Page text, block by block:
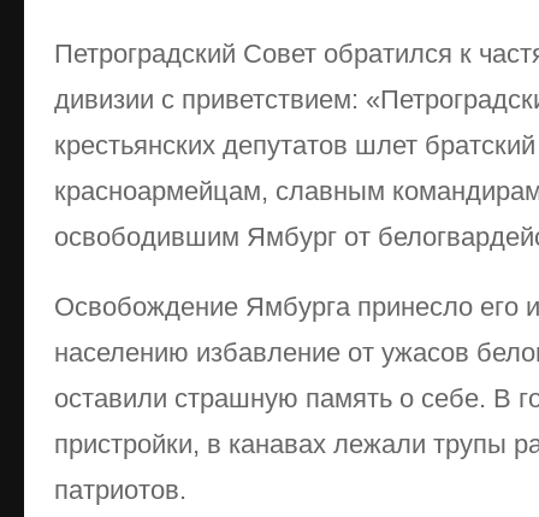
Петроградский Совет обратился к
дивизии с приветствием:
крестьянских депутатов шлет
красноармейцам, славным
освободившим Ямбург от
Освобождение Ямбурга принесло его
населению избавление от ужасов
оставили страшную память о себе. В
пристройки, в канавах лежали трупы
патриотов.